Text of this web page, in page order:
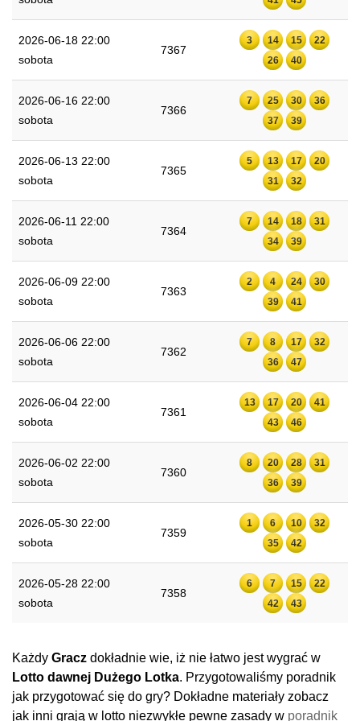
2026-06-18 22:00
sobota
7367
3 14 15
22
26
40
2026-06-16 22:00
sobota
7366
7 25 30
36
37
39
2026-06-13 22:00
sobota
7365
5 13 17
20
31
32
2026-06-11 22:00
sobota
7364
7 14 18
31
34
39
2026-06-09 22:00
sobota
7363
2 4 24
30
39
41
2026-06-06 22:00
sobota
7362
7 8 17
32
36
47
2026-06-04 22:00
sobota
7361
13 17 20
41
43
46
2026-06-02 22:00
sobota
7360
8 20 28
31
36
39
2026-05-30 22:00
sobota
7359
1 6 10
32
35
42
2026-05-28 22:00
sobota
7358
6 7 15
22
42
43
Każdy Gracz dokładnie wie, iż nie łatwo jest wygrać w
Lotto dawnej Dużego Lotka. Przygotowaliśmy poradnik
jak przygotować się do gry? Dokładne materiały zobacz
jak inni grają w lotto niezwykłe pewne zasady w poradnik